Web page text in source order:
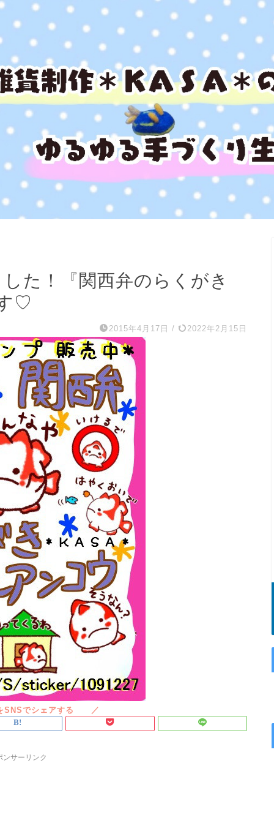
た！『関西弁のらくがき
♡
2015年4月17日 / 2022年2月15日
ンサーリンク